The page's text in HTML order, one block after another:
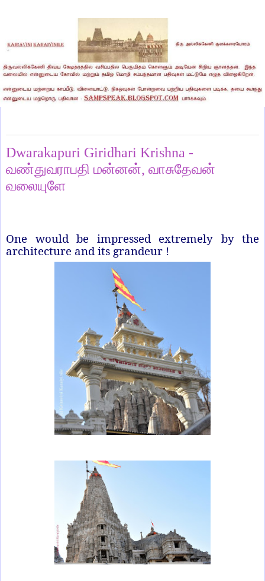
Dwarakapuri Giridhari Krishna -
வண்துவராபதி மன்னன், வாசுதேவன்
வலையுளே
One would be impressed extremely by the
architecture and its grandeur !